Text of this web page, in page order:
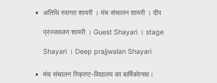
अतिथि स्वागत शायरी । मंच संचालन शायरी । दीप
प्रज्जवलन शायरी । Guest Shayari । stage
Shayari । Deep prajjwalan Shayari
मंच संचालन स्क्रिप्ट-विद्यालय का बार्षिकोत्सव।